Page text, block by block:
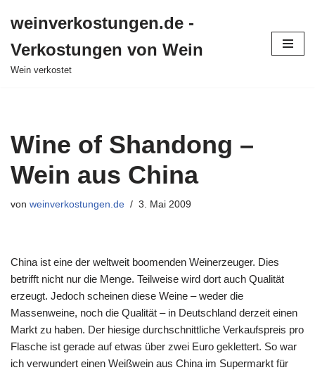
Inhalt
springen
weinverkostungen.de -
Verkostungen von Wein
Wein verkostet
Wine of Shandong –
Wein aus China
von weinverkostungen.de 3. Mai 2009
China ist eine der weltweit boomenden Weinerzeuger. Dies
betrifft nicht nur die Menge. Teilweise wird dort auch Qualität
erzeugt. Jedoch scheinen diese Weine – weder die
Massenweine, noch die Qualität – in Deutschland derzeit einen
Markt zu haben. Der hiesige durchschnittliche Verkaufspreis pro
Flasche ist gerade auf etwas über zwei Euro geklettert. So war
ich verwundert einen Weißwein aus China im Supermarkt für